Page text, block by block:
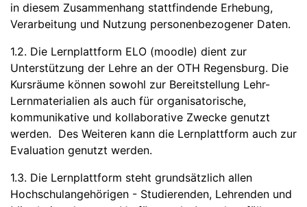
in diesem Zusammenhang stattfindende Erhebung,
Verarbeitung und Nutzung personenbezogener Daten.
1.2. Die Lernplattform ELO (moodle) dient zur
Unterstützung der Lehre an der OTH Regensburg. Die
Kursräume können sowohl zur Bereitstellung Lehr-
Lernmaterialien als auch für organisatorische,
kommunikative und kollaborative Zwecke genutzt
werden. Des Weiteren kann die Lernplattform auch zur
Evaluation genutzt werden.
1.3. Die Lernplattform steht grundsätzlich allen
Hochschulangehörigen - Studierenden, Lehrenden und